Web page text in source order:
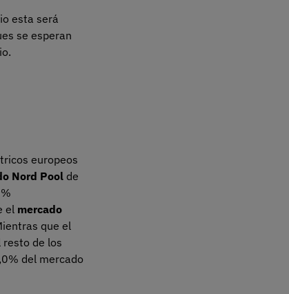
esta será
se esperan
europeos
Nord Poolde
el mercado
que el
resto de los
del mercado